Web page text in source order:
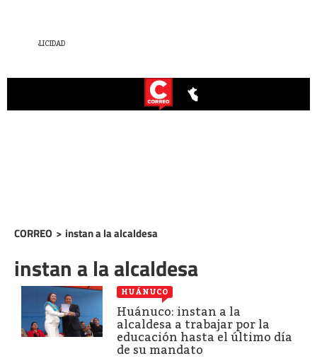
CORREO > instan a la alcaldesa
instan a la alcaldesa
HUÁNUCO
Huánuco: instan a la
alcaldesa a trabajar por la
educación hasta el último día
de su mandato